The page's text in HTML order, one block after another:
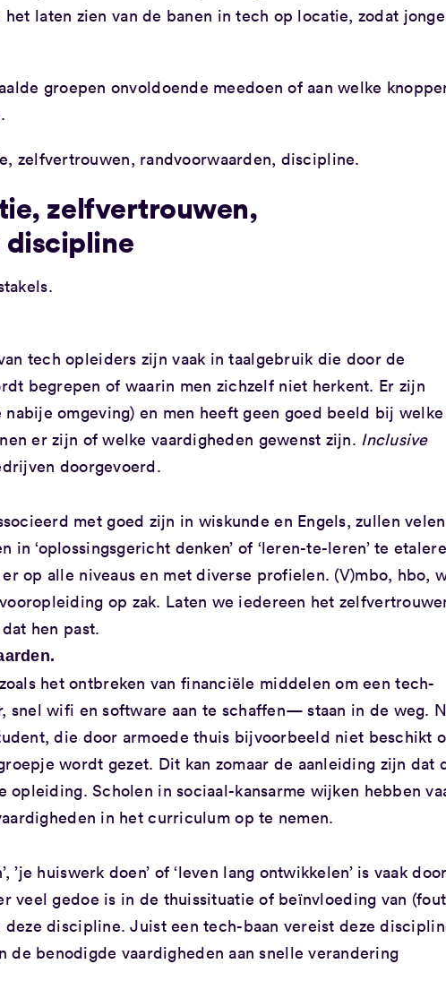
laten zien van de banen in tech op locatie, zodat
groepen onvoldoende meedoen of aan welke
zelfvertrouwen, randvoorwaarden, discipline.
zelfvertrouwen,
discipline
tech opleiders zijn vaak in taalgebruik die door de
begrepen of waarin men zichzelf niet herkent. Er zijn
omgeving) en men heeft geen goed beeld bij welke
er zijn of welke vaardigheden gewenst zijn. Inclusive
doorgevoerd.
met goed zijn in wiskunde en Engels, zullen
‘oplossingsgericht denken’ of ‘leren-te-leren’ te
op alle niveaus en met diverse profielen. (V)mbo, hbo,
op zak. Laten we iedereen het
hen past.
het ontbreken van financiële middelen om een tech-
snel wifi en software aan te schaffen— staan in de weg.
die door armoede thuis bijvoorbeeld niet beschikt
wordt gezet. Dit kan zomaar de aanleiding zijn dat
Scholen in sociaal-kansarme wijken hebben
in het curriculum op te nemen.
’je huiswerk doen’ of ‘leven lang ontwikkelen’ is vaak
veel gedoe is in de thuissituatie of beïnvloeding van
deze discipline. Juist een tech-baan vereist deze
de benodigde vaardigheden aan snelle verandering